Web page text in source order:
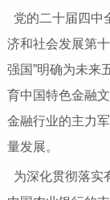
党的二十届四中
济和社会发展第
强国”明确为未来
育中国特色金融
金融行业的主力
量发展。
为深化贯彻落实